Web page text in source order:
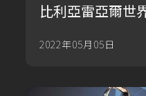
比利亞雷亞爾世
2022年05月05日